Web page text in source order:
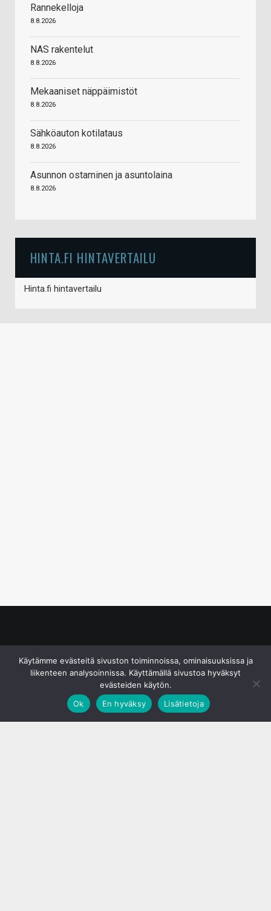
Rannekelloja
8.8.2026
NAS rakentelut
8.8.2026
Mekaaniset näppäimistöt
8.8.2026
Sähköauton kotilataus
8.8.2026
Asunnon ostaminen ja asuntolaina
8.8.2026
HINTA.FI HINTAVERTAILU
Hinta.fi hintavertailu
Käytämme evästeitä sivuston toiminnoissa, ominaisuuksissa ja
liikenteen analysoinnissa. Käyttämällä sivustoa hyväksyt
evästeiden käytön.
Ok
En hyväksy Lisätietoja